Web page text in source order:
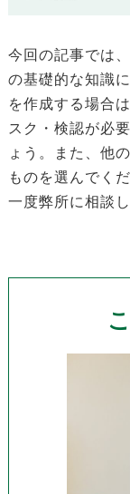
今回の記事では
の基礎的な知識
を作成する場合
スク・検認が必
ょう。また、他
ものを選んでく
一度弊所に相談